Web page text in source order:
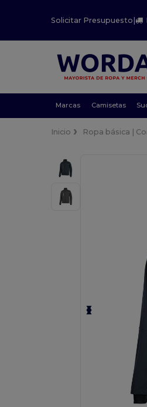
Solicitar Presupuesto |
Marcas Camisetas
Inicio Ropa básica |